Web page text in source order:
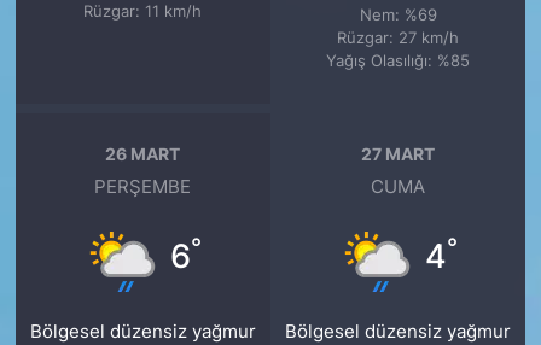
Rüzgar: 11 km/h
Nem: %69
Rüzgar: 27 km/h
Yağış Olasılığı: %85
26 MART
PERŞEMBE
6°
Bölgesel düzensiz yağmur
27 MART
CUMA
4°
Bölgesel düzensiz yağmur